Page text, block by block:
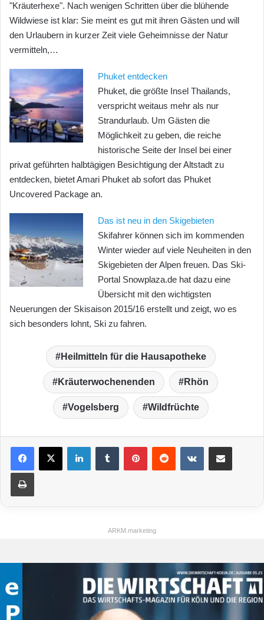
"Kräuterhexe". Nach wenigen Schritten über die blühende
Wildwiese ist klar: Sie meint es gut mit ihren Gästen und will
den Urlaubern in kurzer Zeit viele Geheimnisse der Natur
vermitteln,…
Phuket entdecken
Phuket, die größte Insel Thailands,
verspricht weitaus mehr als nur
Strandurlaub. Um Gästen die
Möglichkeit zu geben, die reiche
historische Seite der Insel bei einer
privat geführten halbtägigen Besichtigung der Altstadt zu
entdecken, bietet Amari Phuket ab sofort das Phuket
Uncovered Package an.
Das ist neu in den Skigebieten
Skifahrer können sich im kommenden
Winter wieder auf viele Neuheiten in den
Skigebieten der Alpen freuen. Das Ski-
Portal Snowplaza.de hat dazu eine
Übersicht mit den wichtigsten
Neuerungen der Skisaison 2015/16 erstellt und zeigt, wo es
sich besonders lohnt, Ski zu fahren.
Heilmitteln für die Hausapotheke
Kräuterwochenenden Rhön
Vogelsberg Wildfrüchte
ARKM.marketing